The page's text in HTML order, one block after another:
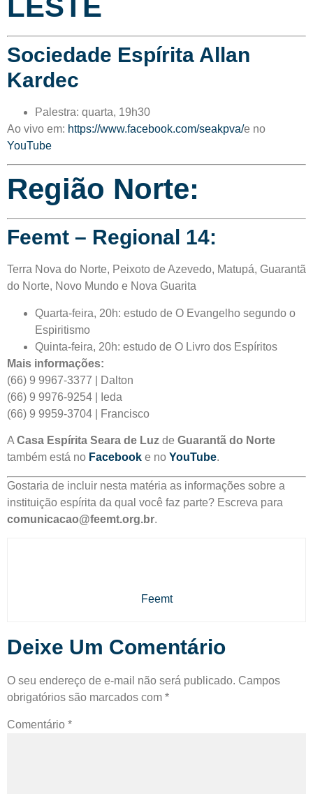
LESTE
Sociedade Espírita Allan
Kardec
Palestra: quarta, 19h30
Ao vivo em: https://www.facebook.com/seakpva/e no
YouTube
Região Norte:
Feemt – Regional 14:
Terra Nova do Norte, Peixoto de Azevedo, Matupá, Guarantã
do Norte, Novo Mundo e Nova Guarita
Quarta-feira, 20h: estudo de O Evangelho segundo o
Espiritismo
Quinta-feira, 20h: estudo de O Livro dos Espíritos
Mais informações:
(66) 9 9967-3377 | Dalton
(66) 9 9976-9254 | Ieda
(66) 9 9959-3704 | Francisco
A Casa Espírita Seara de Luz de Guarantã do Norte
também está no Facebook e no YouTube.
Gostaria de incluir nesta matéria as informações sobre a
instituição espírita da qual você faz parte? Escreva para
comunicacao@feemt.org.br.
Feemt
Deixe Um Comentário
O seu endereço de e-mail não será publicado. Campos
obrigatórios são marcados com *
Comentário *